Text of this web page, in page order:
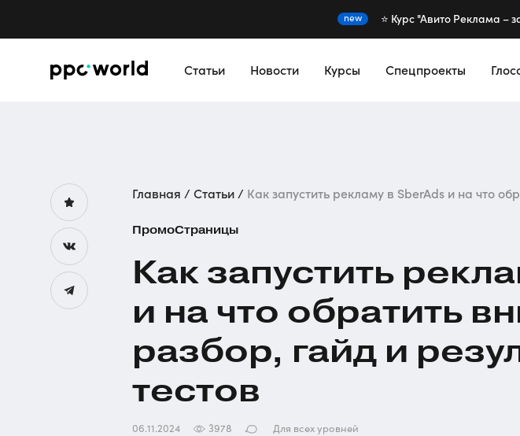
new ⭐️ Курс "Авито Реклама –
Статьи Новости Курсы Спецпроекты
Главная Статьи Как запустить рекламу в SberAds и на что
ПромоCтраницы
Как запустить
и на что обратить
разбор, гайд и
тестов
06.11.2024 3978 Для всех уровней